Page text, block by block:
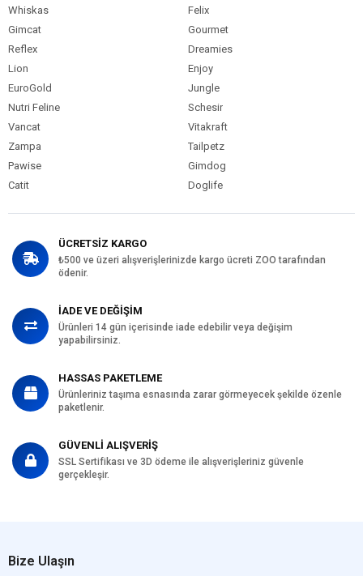
Whiskas
Felix
Gimcat
Gourmet
Reflex
Dreamies
Lion
Enjoy
EuroGold
Jungle
Nutri Feline
Schesir
Vancat
Vitakraft
Zampa
Tailpetz
Pawise
Gimdog
Catit
Doglife
ÜCRETSİZ KARGO
₺500 ve üzeri alışverişlerinizde kargo ücreti ZOO tarafından
ödenir.
İADE VE DEĞİŞİM
Ürünleri 14 gün içerisinde iade edebilir veya değişim
yapabilirsiniz.
HASSAS PAKETLEME
Ürünleriniz taşıma esnasında zarar görmeyecek şekilde özenle
paketlenir.
GÜVENLİ ALIŞVERİŞ
SSL Sertifikası ve 3D ödeme ile alışverişleriniz güvenle
gerçekleşir.
Bize Ulaşın